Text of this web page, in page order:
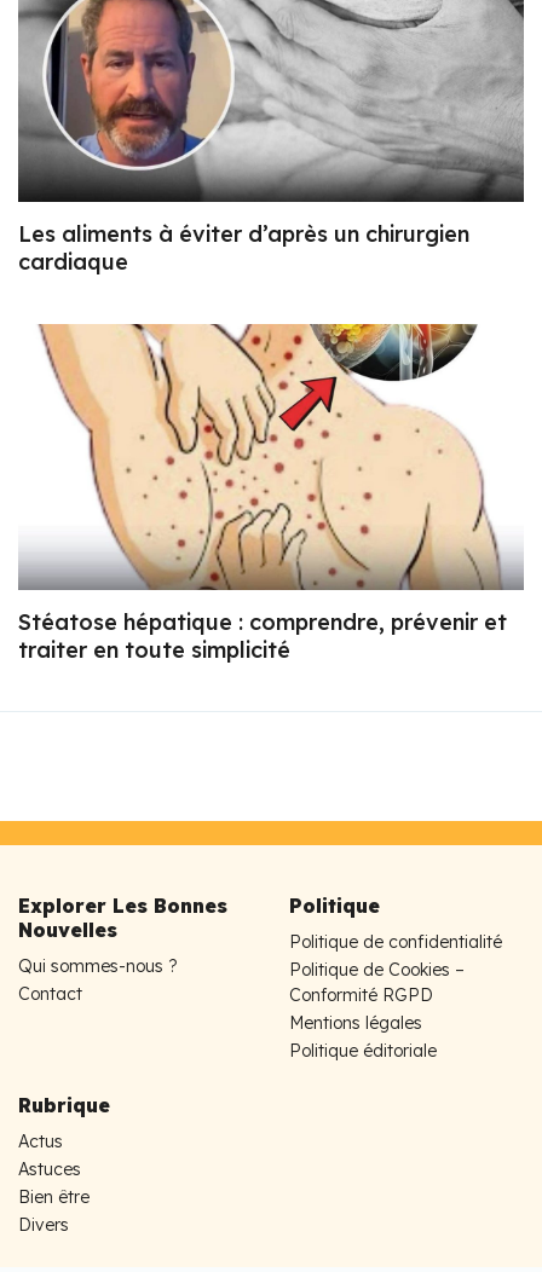
Les aliments à éviter d’après un chirurgien
cardiaque
Stéatose hépatique : comprendre, prévenir et
traiter en toute simplicité
Explorer Les Bonnes
Nouvelles
Qui sommes-nous ?
Contact
Politique
Politique de confidentialité
Politique de Cookies –
Conformité RGPD
Mentions légales
Politique éditoriale
Rubrique
Actus
Astuces
Bien être
Divers